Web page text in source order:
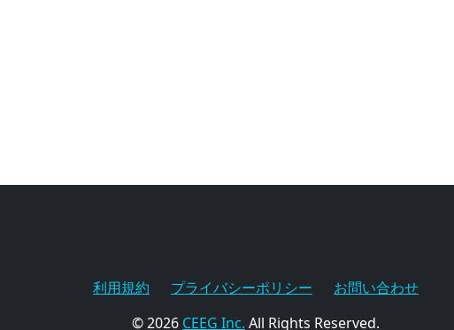
利用規約 プライバシーポリシー
お問い合わせ
© 2026 CEEG Inc. All Rights Reserved.